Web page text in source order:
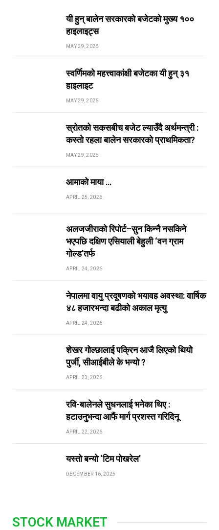
यी हुन् बालेन सरकारको बजेटको मुख्य १००
हाइलाइट्स
MAY 29, 2026
स्वर्णिमको महत्त्वाकांक्षी बजेटका यी हुन् ३१
हाइलाइट
MAY 29, 2026
स्रोतको सकसबीच बजेट ल्याउँदै अर्थमन्त्री :
कस्तो रहला बालेन सरकारको प्राथमिकता?
MAY 29, 2026
आमाको माया …
APRIL 25, 2026
अलजजीराको रिपोर्ट–सुन किन्नै नसकिने
भएपछि दक्षिण एसियाली बेहुली ‘वन ग्राम
गोल्ड’तर्फ
APRIL 24, 2026
नेपालमा वायु प्रदूषणको भयावह अवस्था: वार्षिक
४८ हजारभन्दा बढीको अकाल मृत्यु
APRIL 24, 2026
शेखर गोल्छालाई पक्रिन आजै लिएको थियो
पुर्जी, सीआईबीले के भन्यो ?
APRIL 23, 2026
रवि-बालेनले सुधनलाई भनेका थिए :
हटाउनुभन्दा आफैं मार्ग प्रशस्त गरिदिनू
APRIL 22, 2026
यस्तो बन्यो ‘टिम पोखरेल’
DECEMBER 16, 2025
STOCK MARKET